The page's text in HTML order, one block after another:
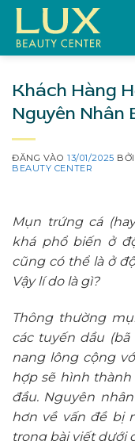
Bỏ
qua
nội
Khách Hàng
Nguyên Nhân
ĐĂNG VÀO13/01/2025 BỞI
BEAUTY CENTER
Mụn trứng cá
khá phổ biến ở
cũng có thể là ở
Vậy lí do là gì?
Thông thường
các tuyến dầu
nang lông cộng
hợp sẽ hình
đầu. Nguyên
hơn về vấn đề bị
trong bài viết dưới